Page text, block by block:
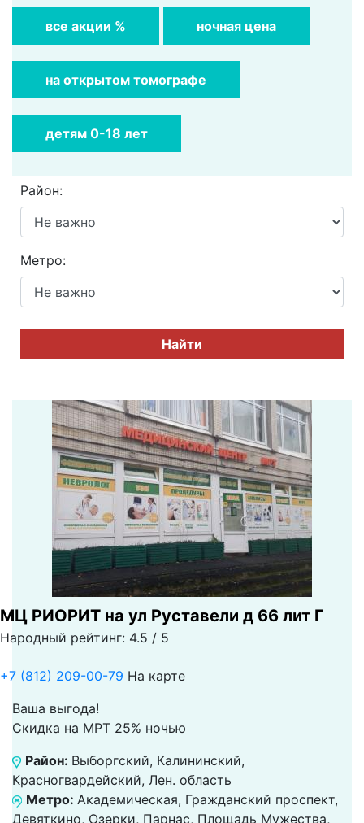
все акции % ночная цена
на открытом томографе
детям 0-18 лет
Район:
Метро:
Найти
МЦ РИОРИТ на ул Руставели д 66 лит Г
Народный рейтинг: 4.5 / 5
+7 (812) 209-00-79 На карте
Ваша выгода!
Скидка на МРТ 25% ночью
Район: Выборгский, Калининский,
Красногвардейский, Лен. область
Метро: Академическая, Гражданский проспект,
Девяткино, Озерки, Парнас, Площадь Мужества,